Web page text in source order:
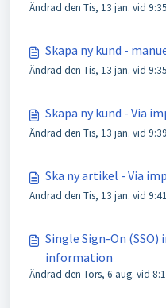
Ändrad den Tis, 13 jan. vid 9:35
Skapa ny kund -
Ändrad den Tis, 13 jan. vid 9:35
Skapa ny kund - Via
Ändrad den Tis, 13 jan. vid 9:39
Ska ny artikel - Via
Ändrad den Tis, 13 jan. vid 9:41
Single Sign-On
information
Ändrad den Tors, 6 aug. vid